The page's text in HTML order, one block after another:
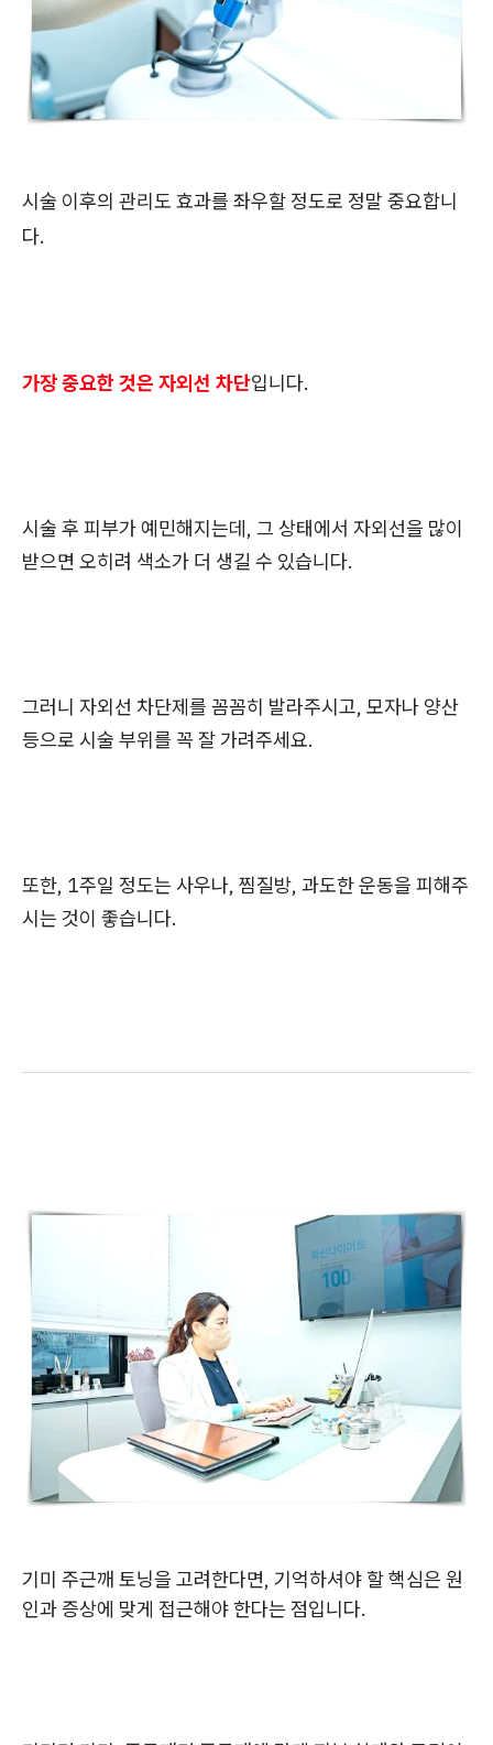
시술 이후의 관리도 효과를 좌우할 정도로 정말 중요합니
다.
가장 중요한 것은 자외선 차단입니다.
시술 후 피부가 예민해지는데, 그 상태에서 자외선을 많이
받으면 오히려 색소가 더 생길 수 있습니다.
그러니 자외선 차단제를 꼼꼼히 발라주시고, 모자나 양산
등으로 시술 부위를 꼭 잘 가려주세요.
또한, 1주일 정도는 사우나, 찜질방, 과도한 운동을 피해주
시는 것이 좋습니다.
기미 주근깨 토닝을 고려한다면, 기억하셔야 할 핵심은 원
인과 증상에 맞게 접근해야 한다는 점입니다.